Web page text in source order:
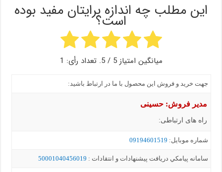
این مطلب چه اندازه برایتان مفید بوده
است؟
میانگین امتیاز5 / 5. تعداد رأی: 1
جهت خرید و فروش این محصول با ما در ارتباط باشید:
مدیر فروش: حسینی
راه های ارتباطی:
شماره موبايل: 09194601519
سامانه پيامکي دریافت پیشنهادات و انتقادات : 50001040456019